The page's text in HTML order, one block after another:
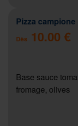
Pizza campione
Dès 10.00 €
Base sauce
fromage, olives